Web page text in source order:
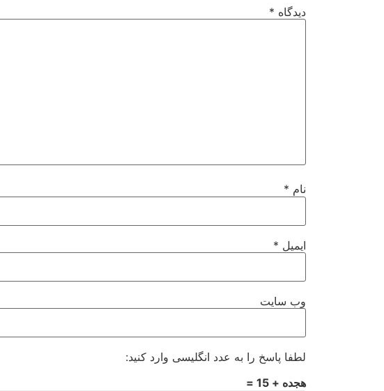
دیدگاه *
نام *
ایمیل *
وب‌ سایت
لطفا پاسخ را به عدد انگلیسی وارد کنید:
هجده + 15 =